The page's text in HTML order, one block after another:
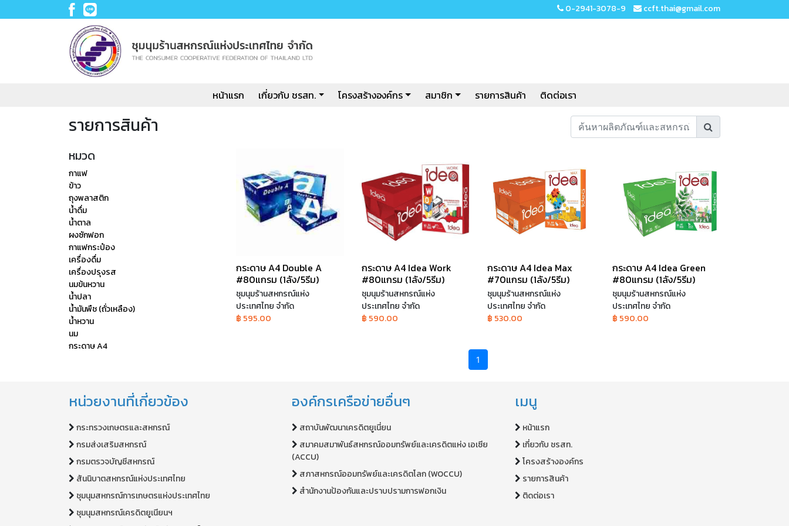
0-2941-3078-9 ccft.thai@gmail.com
หน้าแรก เกี่ยวกับ ชรสท. โครงสร้างองค์กร สมาชิก รายการสินค้า ติดต่อเรา
รายการสินค้า
หมวด
กาแฟ
ข้าว
ถุงพลาสติก
น้ำดื่ม
น้ำตาล
ผงซักฟอก
กาแฟกระป๋อง
เครื่องดื่ม
เครื่องปรุงรส
นมข้นหวาน
น้ำปลา
น้ำมันพืช (ถั่วเหลือง)
น้ำหวาน
นม
กระดาษ A4
กระดาษ A4 Double A
#80แกรม (1ลัง/5รีม)
ชุมนุมร้านสหกรณ์แห่ง
ประเทศไทย จำกัด
฿ 595.00
กระดาษ A4 Idea Work
#80แกรม (1ลัง/5รีม)
ชุมนุมร้านสหกรณ์แห่ง
ประเทศไทย จำกัด
฿ 590.00
กระดาษ A4 Idea Max
#70แกรม (1ลัง/5รีม)
ชุมนุมร้านสหกรณ์แห่ง
ประเทศไทย จำกัด
฿ 530.00
กระดาษ A4 Idea Green
#80แกรม (1ลัง/5รีม)
ชุมนุมร้านสหกรณ์แห่ง
ประเทศไทย จำกัด
฿ 590.00
1
หน่วยงานที่เกี่ยวข้อง
กระทรวงเกษตรและสหกรณ์
กรมส่งเสริมสหกรณ์
กรมตรวจบัญชีสหกรณ์
สันนิบาตสหกรณ์แห่งประเทศไทย
ชุมนุมสหกรณ์การเกษตรแห่งประเทศไทย
ชุมนุมสหกรณ์เครดิตยูเนียนฯ
องค์กรเครือข่ายอื่นๆ
สถาบันพัฒนาเครดิตยูเนี่ยน
สมาคมสมาพันธ์สหกรณ์ออมทรัพย์และเครดิตแห่ง เอเซีย
(ACCU)
สภาสหกรณ์ออมทรัพย์และเครดิตโลก (WOCCU)
สำนักงานป้องกันและปราบปรามการฟอกเงิน
เมนู
หน้าแรก
เกี่ยวกับ ชรสท.
โครงสร้างองค์กร
รายการสินค้า
ติดต่อเรา